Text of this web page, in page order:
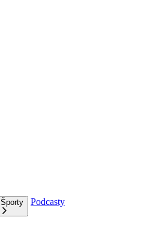
Športy
Podcasty